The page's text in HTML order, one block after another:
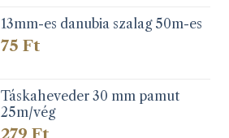
13mm-es danubia szalag 50m-es
75Ft
Táskaheveder 30 mm pamut
25m/vég